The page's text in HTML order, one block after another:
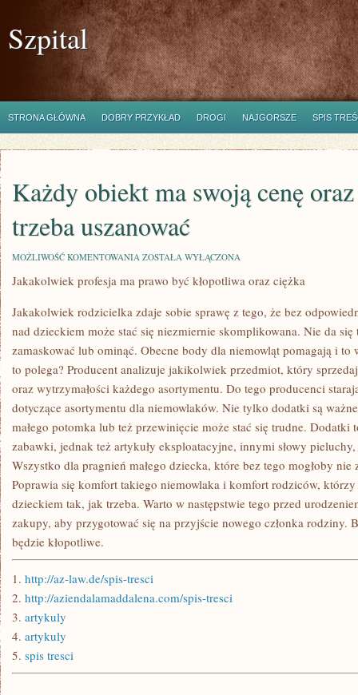
Szpital
STRONA GŁÓWNA DOBRY PRZYKŁAD DROGI NAJGORSZE SPIS
Każdy obiekt ma swoją cenę
trzeba uszanować
MOŻLIWOŚĆ KOMENTOWANIA KAŻDY
MA
ORAZ
TO
PO
PROSTU
TRZEBA
USZANOWAĆ
ZOSTAŁA WYŁĄCZONA
Jakakolwiek profesja ma prawo być kłopotliwa oraz ciężka
Jakakolwiek rodzicielka zdaje sobie sprawę z tego, że bez
nad dzieckiem może stać się niezmiernie skomplikowana. Nie da
zamaskować lub ominąć. Obecne body dla niemowląt pomagają i
to polega? Producent analizuje jakikolwiek przedmiot, który
oraz wytrzymałości każdego asortymentu. Do tego producenci
dotyczące asortymentu dla niemowlaków. Nie tylko dodatki są
małego potomka lub też przewinięcie może stać się trudne.
zabawki, jednak też artykuły eksploatacyjne, innymi słowy
Wszystko dla pragnień małego dziecka, które bez tego mogłoby
Poprawia się komfort takiego niemowlaka i komfort rodziców,
dzieckiem tak, jak trzeba. Warto w następstwie tego przed
zakupy, aby przygotować się na przyjście nowego członka rodziny.
będzie kłopotliwe.
1. http://az-law.de/spis-tresci
2. http://aziendalamaddalena.com/spis-tresci
3. artykuly
4. artykuly
5. spis tresci